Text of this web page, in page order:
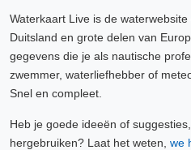
Waterkaart Live is de
Duitsland en grote delen van
gegevens die je als nautische
zwemmer, waterliefhebber of
Snel en compleet.
Heb je goede ideeën of
hergebruiken? Laat het weten, we